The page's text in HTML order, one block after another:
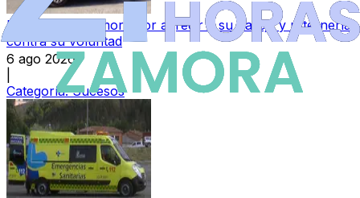
Detenido en Zamora por agredir a su pareja y reternerla
contra su voluntad
6 ago 2026
Categoría:Sucesos